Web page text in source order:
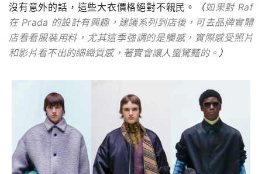
沒有意外的話，這些大衣價格絕對不親民。 （如果對 Raf
在 Prada 的設計有興趣，建議系列到店後，可去品牌實體
店看看服裝用料，尤其這季強調的是觸感，實際感受照片
和影片看不出的細緻質感，著實會讓人蠻驚豔的。 ）